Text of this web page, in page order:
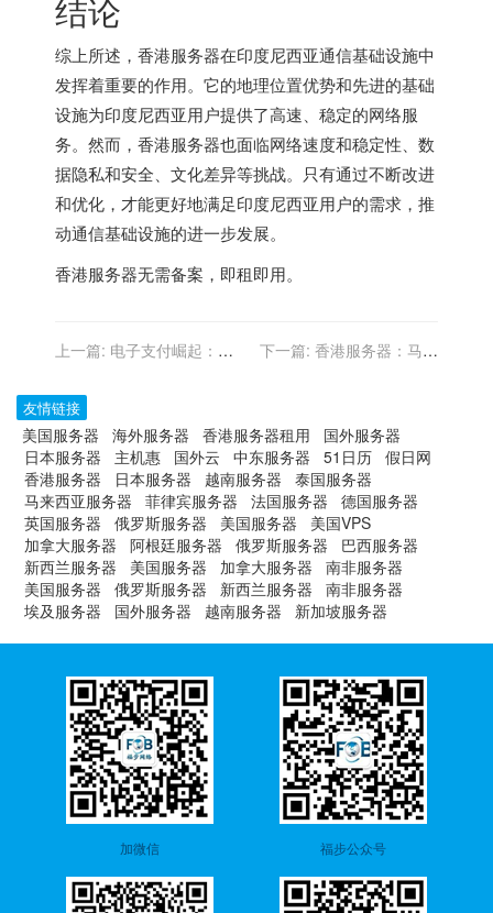
结论
综上所述，香港服务器在印度尼西亚通信基础设施中
发挥着重要的作用。它的地理位置优势和先进的基础
设施为印度尼西亚用户提供了高速、稳定的网络服
务。然而，香港服务器也面临网络速度和稳定性、数
据隐私和安全、文化差异等挑战。只有通过不断改进
和优化，才能更好地满足印度尼西亚用户的需求，推
动通信基础设施的进一步发展。
香港服务器无需备案，即租即用。
上一篇: 电子支付崛起：东
同之处
下一篇: 香港服务器：马来
友情链接
美国服务器 海外服务器 香港服务器租用
国外服务器
日本服务器
主机惠 国外云 中东服务器 51日历 假日网
香港服务器
日本服务器 越南服务器
泰国服务器
马来西亚服务器
菲律宾服务器 法国服务器
德国服务器
英国服务器
俄罗斯服务器 美国服务器
美国VPS
加拿大服务器
阿根廷服务器 俄罗斯服务器
巴西服务器
新西兰服务器
美国服务器 加拿大服务器
南非服务器
美国服务器
俄罗斯服务器 新西兰服务器
南非服务器
埃及服务器
国外服务器 越南服务器 新加坡服务器
加微信 福步公众号